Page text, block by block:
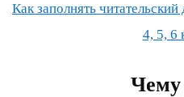
Как заполнять
4, 5, 6
Чему